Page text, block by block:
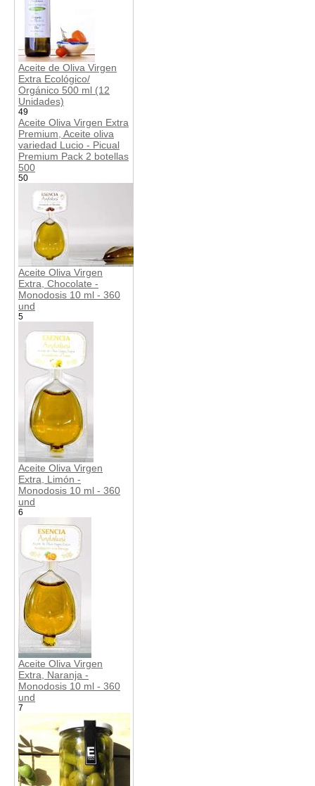
Aceite de Oliva Virgen
Extra Ecológico/
Orgánico 500 ml (12
Unidades)
49
Aceite Oliva Virgen Extra
Premium, Aceite oliva
variedad Lucio - Picual
Premium Pack 2 botellas
500
50
Aceite Oliva Virgen
Extra, Chocolate -
Monodosis 10 ml - 360
und
5
Aceite Oliva Virgen
Extra, Limón -
Monodosis 10 ml - 360
und
6
Aceite Oliva Virgen
Extra, Naranja -
Monodosis 10 ml - 360
und
7